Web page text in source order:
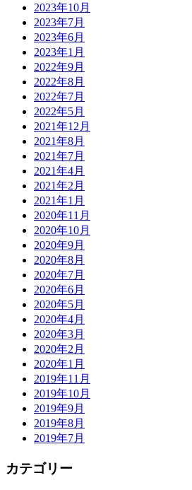
2023年10月
2023年7月
2023年6月
2023年1月
2022年9月
2022年8月
2022年7月
2022年5月
2021年12月
2021年8月
2021年7月
2021年4月
2021年2月
2021年1月
2020年11月
2020年10月
2020年9月
2020年8月
2020年7月
2020年6月
2020年5月
2020年4月
2020年3月
2020年2月
2020年1月
2019年11月
2019年10月
2019年9月
2019年8月
2019年7月
カテゴリー